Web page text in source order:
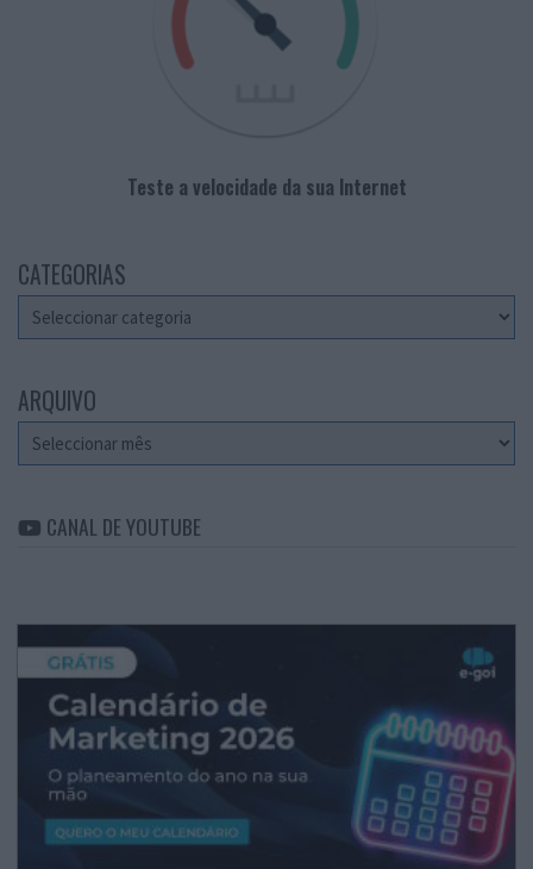
Teste a velocidade da sua Internet
CATEGORIAS
Categorias
ARQUIVO
Arquivo
CANAL DE YOUTUBE